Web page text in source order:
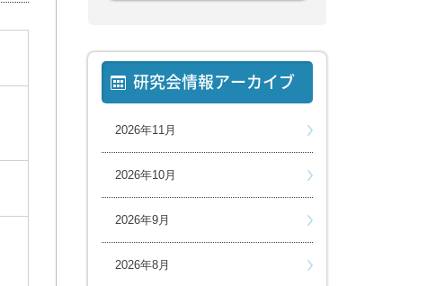
研究会情報アーカイブ
2026年11月
2026年10月
2026年9月
2026年8月